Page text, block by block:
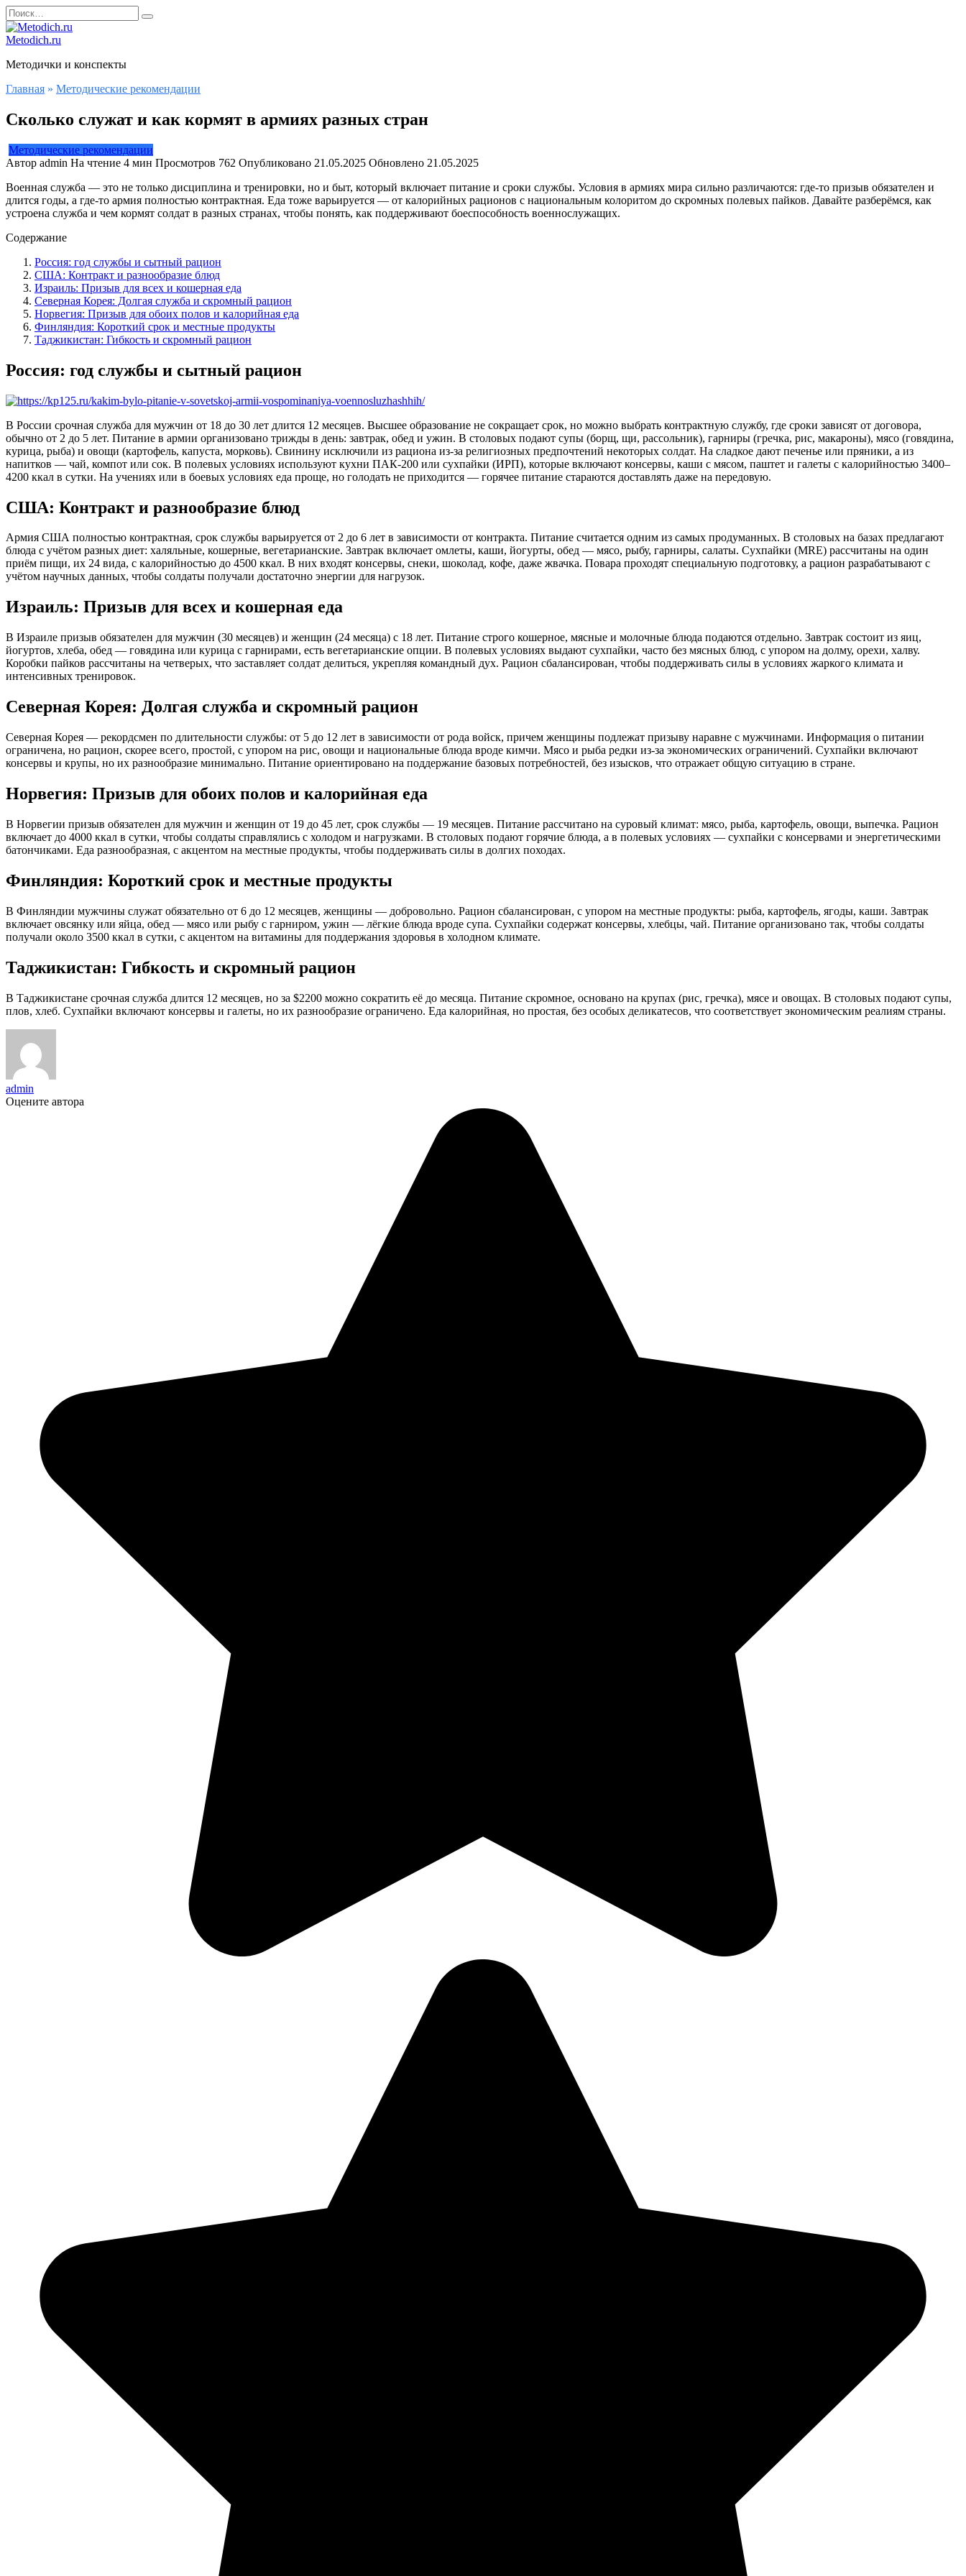
Перейти
к
содержанию
Search
for:
Metodich.ru
Методички и конспекты
Главная » Методические рекомендации
Сколько служат и как кормят в армиях разных стран
Методические рекомендации
Автор admin На чтение 4 мин Просмотров 762 Опубликовано 21.05.2025 Обновлено 21.05.2025
Военная служба — это не только дисциплина и тренировки, но и быт, который включает питание и сроки службы. Условия в армиях мира сильно различаются: где-то призыв обязателен и
длится годы, а где-то армия полностью контрактная. Еда тоже варьируется — от калорийных рационов с национальным колоритом до скромных полевых пайков. Давайте разберёмся, как
устроена служба и чем кормят солдат в разных странах, чтобы понять, как поддерживают боеспособность военнослужащих.
Содержание
Россия: год службы и сытный рацион
США: Контракт и разнообразие блюд
Израиль: Призыв для всех и кошерная еда
Северная Корея: Долгая служба и скромный рацион
Норвегия: Призыв для обоих полов и калорийная еда
Финляндия: Короткий срок и местные продукты
Таджикистан: Гибкость и скромный рацион
Россия: год службы и сытный рацион
В России срочная служба для мужчин от 18 до 30 лет длится 12 месяцев. Высшее образование не сокращает срок, но можно выбрать контрактную службу, где сроки зависят от договора,
обычно от 2 до 5 лет. Питание в армии организовано трижды в день: завтрак, обед и ужин. В столовых подают супы (борщ, щи, рассольник), гарниры (гречка, рис, макароны), мясо (говядина,
курица, рыба) и овощи (картофель, капуста, морковь). Свинину исключили из рациона из-за религиозных предпочтений некоторых солдат. На сладкое дают печенье или пряники, а из
напитков — чай, компот или сок. В полевых условиях используют кухни ПАК-200 или сухпайки (ИРП), которые включают консервы, каши с мясом, паштет и галеты с калорийностью 3400–
4200 ккал в сутки. На учениях или в боевых условиях еда проще, но голодать не приходится — горячее питание стараются доставлять даже на передовую.
США: Контракт и разнообразие блюд
Армия США полностью контрактная, срок службы варьируется от 2 до 6 лет в зависимости от контракта. Питание считается одним из самых продуманных. В столовых на базах предлагают
блюда с учётом разных диет: халяльные, кошерные, вегетарианские. Завтрак включает омлеты, каши, йогурты, обед — мясо, рыбу, гарниры, салаты. Сухпайки (MRE) рассчитаны на один
приём пищи, их 24 вида, с калорийностью до 4500 ккал. В них входят консервы, снеки, шоколад, кофе, даже жвачка. Повара проходят специальную подготовку, а рацион разрабатывают с
учётом научных данных, чтобы солдаты получали достаточно энергии для нагрузок.
Израиль: Призыв для всех и кошерная еда
В Израиле призыв обязателен для мужчин (30 месяцев) и женщин (24 месяца) с 18 лет. Питание строго кошерное, мясные и молочные блюда подаются отдельно. Завтрак состоит из яиц,
йогуртов, хлеба, обед — говядина или курица с гарнирами, есть вегетарианские опции. В полевых условиях выдают сухпайки, часто без мясных блюд, с упором на долму, орехи, халву.
Коробки пайков рассчитаны на четверых, что заставляет солдат делиться, укрепляя командный дух. Рацион сбалансирован, чтобы поддерживать силы в условиях жаркого климата и
интенсивных тренировок.
Северная Корея: Долгая служба и скромный рацион
Северная Корея — рекордсмен по длительности службы: от 5 до 12 лет в зависимости от рода войск, причем женщины подлежат призыву наравне с мужчинами. Информация о питании
ограничена, но рацион, скорее всего, простой, с упором на рис, овощи и национальные блюда вроде кимчи. Мясо и рыба редки из-за экономических ограничений. Сухпайки включают
консервы и крупы, но их разнообразие минимально. Питание ориентировано на поддержание базовых потребностей, без изысков, что отражает общую ситуацию в стране.
Норвегия: Призыв для обоих полов и калорийная еда
В Норвегии призыв обязателен для мужчин и женщин от 19 до 45 лет, срок службы — 19 месяцев. Питание рассчитано на суровый климат: мясо, рыба, картофель, овощи, выпечка. Рацион
включает до 4000 ккал в сутки, чтобы солдаты справлялись с холодом и нагрузками. В столовых подают горячие блюда, а в полевых условиях — сухпайки с консервами и энергетическими
батончиками. Еда разнообразная, с акцентом на местные продукты, чтобы поддерживать силы в долгих походах.
Финляндия: Короткий срок и местные продукты
В Финляндии мужчины служат обязательно от 6 до 12 месяцев, женщины — добровольно. Рацион сбалансирован, с упором на местные продукты: рыба, картофель, ягоды, каши. Завтрак
включает овсянку или яйца, обед — мясо или рыбу с гарниром, ужин — лёгкие блюда вроде супа. Сухпайки содержат консервы, хлебцы, чай. Питание организовано так, чтобы солдаты
получали около 3500 ккал в сутки, с акцентом на витамины для поддержания здоровья в холодном климате.
Таджикистан: Гибкость и скромный рацион
В Таджикистане срочная служба длится 12 месяцев, но за $2200 можно сократить её до месяца. Питание скромное, основано на крупах (рис, гречка), мясе и овощах. В столовых подают супы,
плов, хлеб. Сухпайки включают консервы и галеты, но их разнообразие ограничено. Еда калорийная, но простая, без особых деликатесов, что соответствует экономическим реалиям страны.
admin
Оцените автора